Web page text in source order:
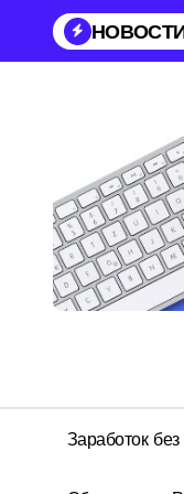
Перейти
содержанию
Заработок